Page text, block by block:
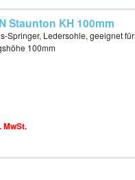
Staunton KH 100mm
Springer, Ledersohle, geeignet für
100mm
MwSt.